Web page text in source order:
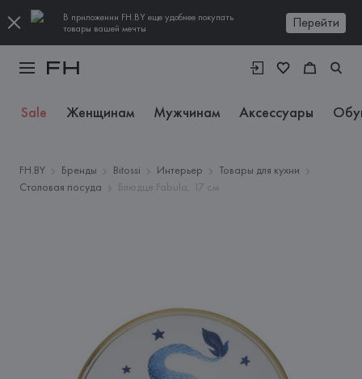
В приложении FH.BY еще удобнее покупать
товары вашей мечты
Перейти
Sale Женщинам Мужчинам Аксессуары
FH.BY Бренды Bitossi Интерьер
Товары для кухни
Столовая посуда
Блюдце Fabula, 17 см